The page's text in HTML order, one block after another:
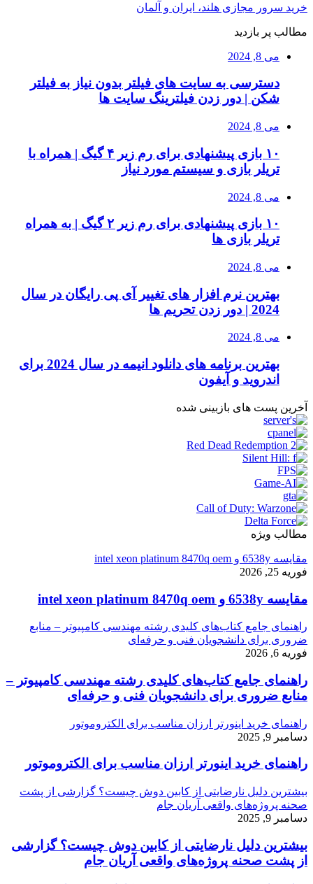
خرید سرور مجازی هلند، ایران و آلمان
مطالب پر بازدید
می 8, 2024
دسترسی به سایت های فیلتر بدون نیاز به فیلتر
شکن | دور زدن فیلترینگ سایت ها
می 8, 2024
۱۰ بازی پیشنهادی برای رم زیر ۴ گیگ | همراه با
تریلر بازی و سیستم مورد نیاز
می 8, 2024
۱۰ بازی پیشنهادی برای رم زیر ۲ گیگ | به همراه
تریلر بازی ها
می 8, 2024
بهترین نرم افزار های تغییر آی پی رایگان در سال
2024 | دور زدن تحریم ها
می 8, 2024
بهترین برنامه های دانلود انیمه در سال 2024 برای
اندروید و آیفون
آخرین پست های بازبینی شده
مطالب ویژه
مقایسه 6538y و intel xeon platinum 8470q oem
فوریه 25, 2026
مقایسه 6538y و intel xeon platinum 8470q oem
راهنمای جامع کتاب‌های کلیدی رشته مهندسی کامپیوتر – منابع
ضروری برای دانشجویان فنی و حرفه‌ای
فوریه 6, 2026
راهنمای جامع کتاب‌های کلیدی رشته مهندسی کامپیوتر –
منابع ضروری برای دانشجویان فنی و حرفه‌ای
راهنمای خرید اینورتر ارزان مناسب برای الکتروموتور
دسامبر 9, 2025
راهنمای خرید اینورتر ارزان مناسب برای الکتروموتور
بیشترین دلیل نارضایتی از کابین دوش چیست؟ گزارشی از پشت
صحنه پروژه‌های واقعی آریان جام
دسامبر 9, 2025
بیشترین دلیل نارضایتی از کابین دوش چیست؟ گزارشی
از پشت صحنه پروژه‌های واقعی آریان جام